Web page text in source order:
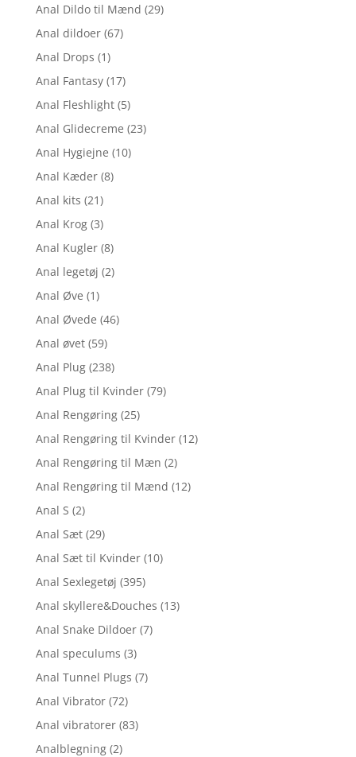
Anal Dildo til Mænd (29)
Anal dildoer (67)
Anal Drops (1)
Anal Fantasy (17)
Anal Fleshlight (5)
Anal Glidecreme (23)
Anal Hygiejne (10)
Anal Kæder (8)
Anal kits (21)
Anal Krog (3)
Anal Kugler (8)
Anal legetøj (2)
Anal Øve (1)
Anal Øvede (46)
Anal øvet (59)
Anal Plug (238)
Anal Plug til Kvinder (79)
Anal Rengøring (25)
Anal Rengøring til Kvinder (12)
Anal Rengøring til Mæn (2)
Anal Rengøring til Mænd (12)
Anal S (2)
Anal Sæt (29)
Anal Sæt til Kvinder (10)
Anal Sexlegetøj (395)
Anal skyllere&Douches (13)
Anal Snake Dildoer (7)
Anal speculums (3)
Anal Tunnel Plugs (7)
Anal Vibrator (72)
Anal vibratorer (83)
Analblegning (2)